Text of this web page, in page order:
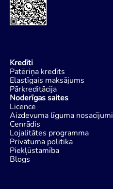
Kredīti
Patēriņa kredīts
Elastīgais maksājums
Pārkreditācija
Noderīgas saites
Licence
Aizdevuma līguma nosacījumi
Cenrādis
Lojalitātes programma
Privātuma politika
Piekļūstamība
Blogs